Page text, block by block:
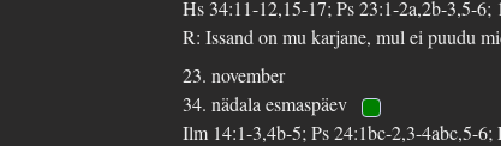
Hs 34:11-12,15-17; Ps 23:1-2a,2b-3,5-
R: Issand on mu karjane, mul ei puudu
23. november
34. nädala esmaspäev
Ilm 14:1-3,4b-5; Ps 24:1bc-2,3-4abc,5-